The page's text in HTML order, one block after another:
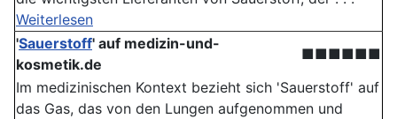
Weiterlesen
'Sauerstoff' auf medizin-und-
kosmetik.de
■■■■■■
Im medizinischen Kontext bezieht sich 'Sauerstoff' auf
das Gas, das von den Lungen aufgenommen und